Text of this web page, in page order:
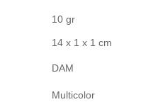
10 gr
14 x 1 x 1 cm
DAM
Multicolor